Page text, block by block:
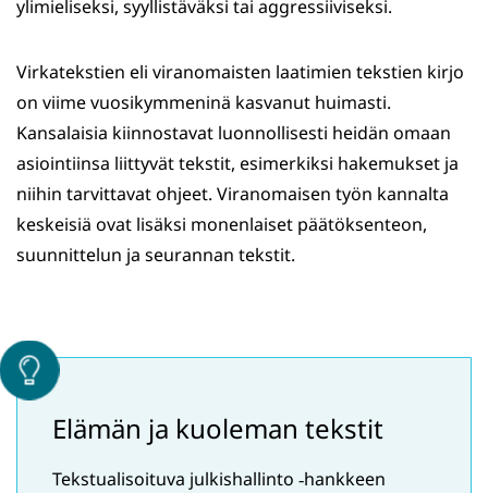
ylimieliseksi, syyllistäväksi tai aggressiiviseksi.
Virkatekstien eli viranomaisten laatimien tekstien kirjo
on viime vuosikymmeninä kasvanut huimasti.
Kansalaisia kiinnostavat luonnollisesti heidän omaan
asiointiinsa liittyvät tekstit, esimerkiksi hakemukset ja
niihin tarvittavat ohjeet. Viranomaisen työn kannalta
keskeisiä ovat lisäksi monenlaiset päätöksenteon,
suunnittelun ja seurannan tekstit.
Elämän ja kuoleman tekstit
Tekstualisoituva julkishallinto ‑hankkeen